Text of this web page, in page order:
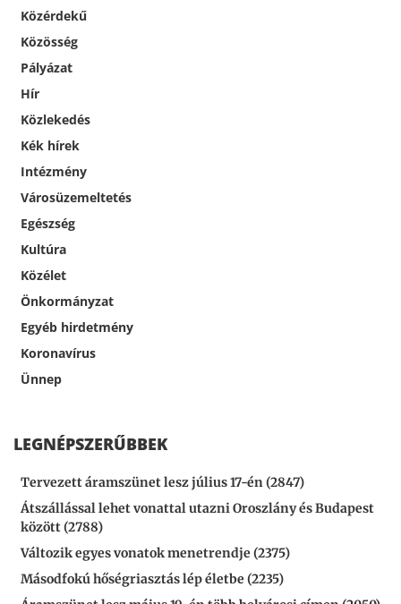
Közérdekű
Közösség
Pályázat
Hír
Közlekedés
Kék hírek
Intézmény
Városüzemeltetés
Egészség
Kultúra
Közélet
Önkormányzat
Egyéb hirdetmény
Koronavírus
Ünnep
LEGNÉPSZERŰBBEK
Tervezett áramszünet lesz július 17-én (2847)
Átszállással lehet vonattal utazni Oroszlány és Budapest
között (2788)
Változik egyes vonatok menetrendje (2375)
Másodfokú hőségriasztás lép életbe (2235)